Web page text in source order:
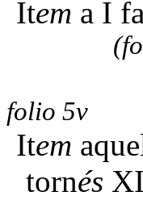
Item a I
folio 5v
Item
tornés